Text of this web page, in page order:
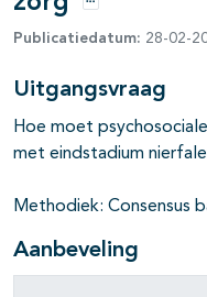
open- en
Opties
Publicatiedatum: 28-02-
Uitgangsvraag
Hoe moet
met eindstadium
Methodiek: Consensus
Aanbeveling